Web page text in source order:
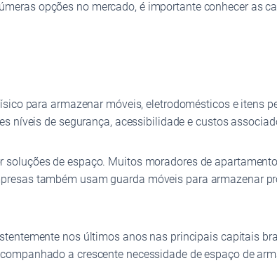
opções no mercado, é importante conhecer as
para armazenar móveis, eletrodomésticos e itens
níveis de segurança, acessibilidade e custos
de espaço. Muitos moradores de
também usam guarda móveis para armazenar
nos últimos anos nas principais capitais
a crescente necessidade de espaço de